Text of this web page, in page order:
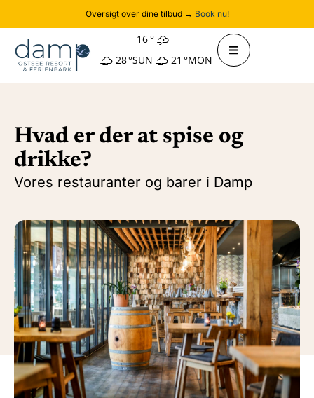
Oversigt over dine tilbud → Book nu!
16°
28°SUN 21 °MON
Hvad er der at spise og
drikke?
Vores restauranter og barer i Damp